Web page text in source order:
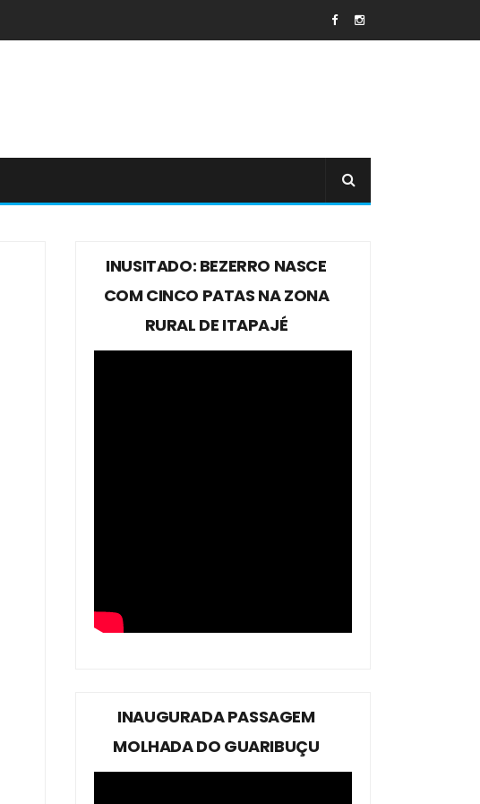
INUSITADO: BEZERRO NASCE
COM CINCO PATAS NA ZONA
RURAL DE ITAPAJÉ
INAUGURADA PASSAGEM
MOLHADA DO GUARIBUÇU